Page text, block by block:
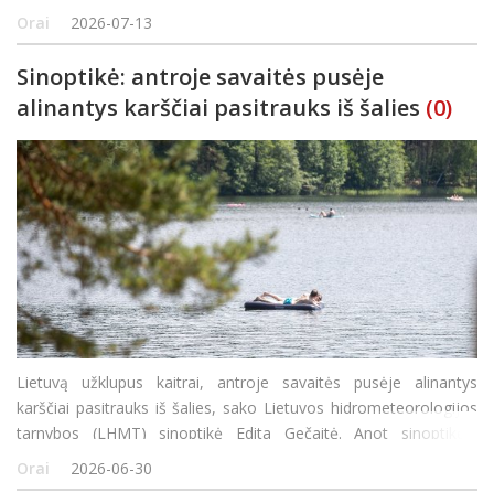
tarnybos sinoptikė Teresė Kaunienė. Pasak jos, artimiausią parą
šalies orus dar lems&nbs
Orai 2026-07-13
Sinoptikė: antroje savaitės pusėje
alinantys karščiai pasitrauks iš šalies (0)
Lietuvą užklupus kaitrai, antroje savaitės pusėje alinantys
karščiai pasitrauks iš šalies, sako Lietuvos hidrometeorologijos
tarnybos (LHMT) sinoptikė Edita Gečaitė. Anot sinoptikės,
artimiausią parą orai išliks tvankūs. Antradienio naktį šalyje bus
mažai debesuot
Orai 2026-06-30